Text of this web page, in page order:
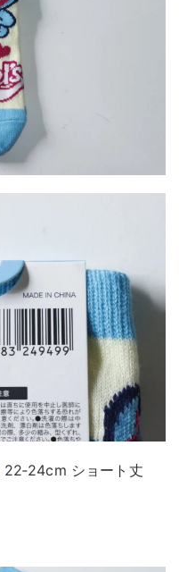
22‐24cm ショート丈